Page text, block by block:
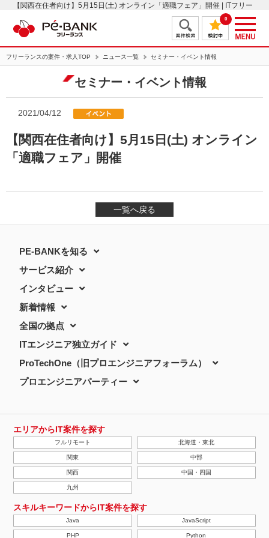
【関西在住者向け】5月15日(土) オンライン「適職フェア」開催 | ITフリー
ランスエンジニアの案件・求人はＰＥ－ＢＡＮＫ
0
フリーランスの案件・求人TOP ニュース一覧 セミナー・イベント情報
セミナー・イベント情報
2021/04/12
【関西在住者向け】5月15日(土) オンライン
「適職フェア」開催
一覧へ戻る
PE-BANKを知る
サービス紹介
インタビュー
新着情報
全国の拠点
ITエンジニア独立ガイド
ProTechOne（旧プロエンジニアフォーラム）
プロエンジニアパーティー
エリアからIT案件を探す
フルリモート 北海道・東北
関東 中部
関西 中国・四国
九州
スキルキーワードからIT案件を探す
Java JavaScript
PHP Python